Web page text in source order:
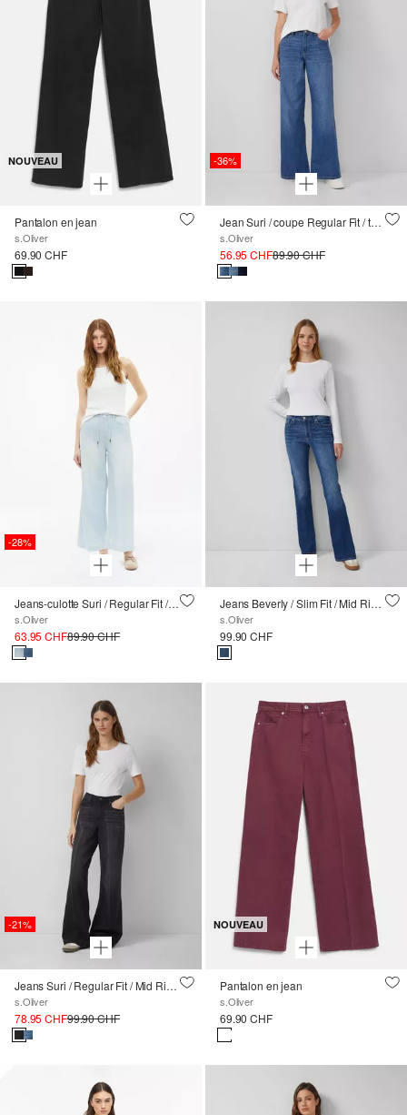
NOUVEAU
Pantalon en jean
s.Oliver
69.90 CHF
-36%
Jean Suri / coupe Regular Fit / taille haute / Wide Leg
s.Oliver
56.95 CHF89.90 CHF
-28%
Jeans-culotte Suri / Regular Fit / High Rise / Wide Leg / en mélange de lin
s.Oliver
63.95 CHF89.90 CHF
Jeans Beverly / Slim Fit / Mid Rise / Bootcut Leg
s.Oliver
99.90 CHF
-21%
Jeans Suri / Regular Fit / Mid Rise / Wide Leg
s.Oliver
78.95 CHF99.90 CHF
NOUVEAU
Pantalon en jean
s.Oliver
69.90 CHF